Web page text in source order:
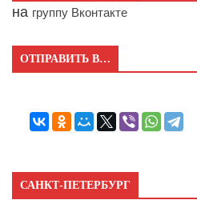
на группу Вконтакте
ОТПРАВИТЬ В…
САНКТ-ПЕТЕРБУРГ